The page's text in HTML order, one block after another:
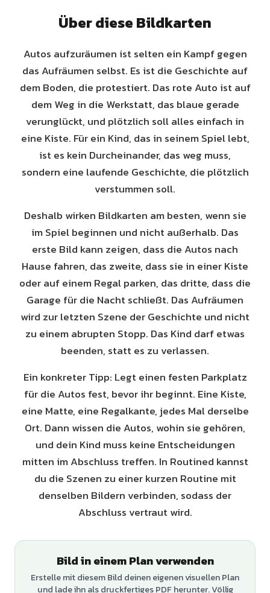
Über diese Bildkarten
Autos aufzuräumen ist selten ein Kampf gegen
das Aufräumen selbst. Es ist die Geschichte auf
dem Boden, die protestiert. Das rote Auto ist auf
dem Weg in die Werkstatt, das blaue gerade
verunglückt, und plötzlich soll alles einfach in
eine Kiste. Für ein Kind, das in seinem Spiel lebt,
ist es kein Durcheinander, das weg muss,
sondern eine laufende Geschichte, die plötzlich
verstummen soll.
Deshalb wirken Bildkarten am besten, wenn sie
im Spiel beginnen und nicht außerhalb. Das
erste Bild kann zeigen, dass die Autos nach
Hause fahren, das zweite, dass sie in einer Kiste
oder auf einem Regal parken, das dritte, dass die
Garage für die Nacht schließt. Das Aufräumen
wird zur letzten Szene der Geschichte und nicht
zu einem abrupten Stopp. Das Kind darf etwas
beenden, statt es zu verlassen.
Ein konkreter Tipp: Legt einen festen Parkplatz
für die Autos fest, bevor ihr beginnt. Eine Kiste,
eine Matte, eine Regalkante, jedes Mal derselbe
Ort. Dann wissen die Autos, wohin sie gehören,
und dein Kind muss keine Entscheidungen
mitten im Abschluss treffen. In Routined kannst
du die Szenen zu einer kurzen Routine mit
denselben Bildern verbinden, sodass der
Abschluss vertraut wird.
Bild in einem Plan verwenden
Erstelle mit diesem Bild deinen eigenen visuellen Plan
und lade ihn als druckfertiges PDF herunter. Völlig